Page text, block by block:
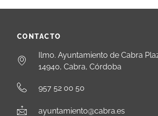
CONTACTO
Ilmo. Ayuntamiento de Cabra
14940, Cabra, Córdoba
957 52 00 50
ayuntamiento@cabra.es